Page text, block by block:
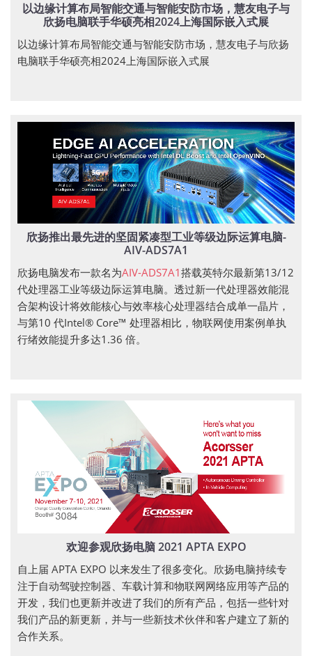
以边缘计算布局智能交通与智能安防市场，慧友电子与
欣扬电脑联手华硕亮相2024上海国际嵌入式展
以边缘计算布局智能交通与智能安防市场，慧友电子与欣扬
电脑联手华硕亮相2024上海国际嵌入式展
欣扬推出最先进的坚固紧凑型工业等级边际运算电脑-
AIV-ADS7A1
欣扬电脑发布一款名为AIV-ADS7A1搭载英特尔最新第13/12
代处理器工业等级边际运算电脑。透过新一代处理器效能混
合架构设计将效能核心与效率核心处理器结合成单一晶片，
与第10 代Intel® Core™ 处理器相比，物联网使用案例单执
行绪效能提升多达1.36 倍。
欢迎参观欣扬电脑 2021 APTA EXPO
自上届 APTA EXPO 以来发生了很多变化。欣扬电脑持续专
注于自动驾驶控制器、车载计算和物联网网络应用等产品的
开发，我们也更新并改进了我们的所有产品，包括一些针对
我们产品的新更新，并与一些新技术伙伴和客户建立了新的
合作关系。